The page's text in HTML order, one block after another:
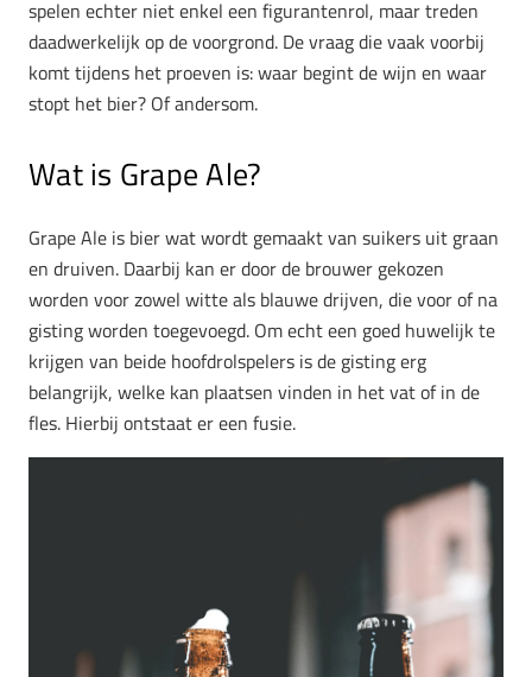
spelen echter niet enkel een figurantenrol, maar treden
daadwerkelijk op de voorgrond. De vraag die vaak voorbij
komt tijdens het proeven is: waar begint de wijn en waar
stopt het bier? Of andersom.
Wat is Grape Ale?
Grape Ale is bier wat wordt gemaakt van suikers uit graan
en druiven. Daarbij kan er door de brouwer gekozen
worden voor zowel witte als blauwe drijven, die voor of na
gisting worden toegevoegd. Om echt een goed huwelijk te
krijgen van beide hoofdrolspelers is de gisting erg
belangrijk, welke kan plaatsen vinden in het vat of in de
fles. Hierbij ontstaat er een fusie.